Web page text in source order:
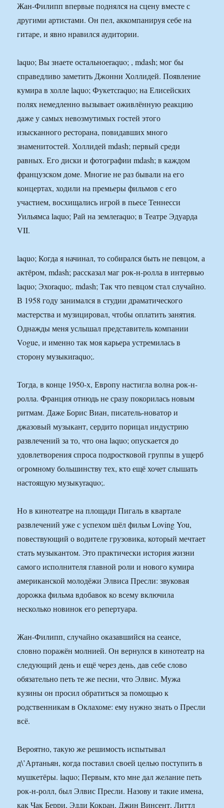
Жан-Филипп впервые поднялся на сцену вместе с
другими артистами. Он пел, аккомпанируя себе на
гитаре, и явно нравился аудитории.
laquo; Вы знаете остальноеraquo; , mdash; мог бы
справедливо заметить Джонни Холлидей. Появление
кумира в холле laquo; Фукетсraquo; на Елисейских
полях немедленно вызывает оживлённую реакцию
даже у самых невозмутимых гостей этого
изысканного ресторана, повидавших много
знаменитостей. Холлидей mdash; первый среди
равных. Его диски и фотографии mdash; в каждом
французском доме. Многие не раз бывали на его
концертах, ходили на премьеры фильмов с его
участием, восхищались игрой в пьесе Теннесси
Уильямса laquo; Рай на землеraquo; в Театре Эдуарда
VII.
laquo; Когда я начинал, то собирался быть не певцом, а
актёром, mdash; рассказал маг рок-н-ролла в интервью
laquo; Эхоraquo;. mdash; Так что певцом стал случайно.
В 1958 году занимался в студии драматического
мастерства и музицировал, чтобы оплатить занятия.
Однажды меня услышал представитель компании
Vogue, и именно так моя карьера устремилась в
сторону музыкиraquo;.
Тогда, в конце 1950-х, Европу настигла волна рок-н-
ролла. Франция отнюдь не сразу покорилась новым
ритмам. Даже Борис Виан, писатель-новатор и
джазовый музыкант, сердито порицал индустрию
развлечений за то, что она laquo; опускается до
удовлетворения спроса подростковой группы в ущерб
огромному большинству тех, кто ещё хочет слышать
настоящую музыкуraquo;.
Но в кинотеатре на площади Пигаль в квартале
развлечений уже с успехом шёл фильм Loving You,
повествующий о водителе грузовика, который мечтает
стать музыкантом. Это практически история жизни
самого исполнителя главной роли и нового кумира
американской молодёжи Элвиса Пресли: звуковая
дорожка фильма вдобавок ко всему включила
несколько новинок его репертуара.
Жан-Филипп, случайно оказавшийся на сеансе,
словно поражён молнией. Он вернулся в кинотеатр на
следующий день и ещё через день, дав себе слово
обязательно петь те же песни, что Элвис. Мужа
кузины он просил обратиться за помощью к
родственникам в Оклахоме: ему нужно знать о Пресли
всё.
Вероятно, такую же решимость испытывал
д\’Артаньян, когда поставил своей целью поступить в
мушкетёры. laquo; Первым, кто мне дал желание петь
рок-н-ролл, был Элвис Пресли. Назову и такие имена,
как Чак Берри, Эдди Кокран, Джин Винсент, Литтл